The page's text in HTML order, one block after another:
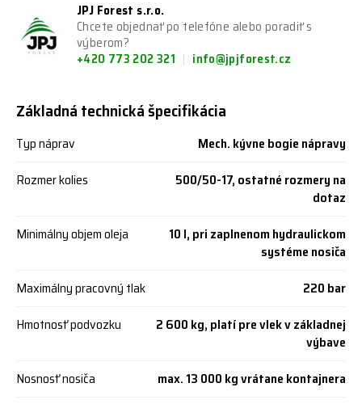
JPJ Forest s.r.o.
Chcete objednať po telefóne alebo poradiť s
výberom?
+420 773 202 321
info@jpjforest.cz
Základná technická špecifikácia
Typ náprav
Mech. kývne bogie nápravy
Rozmer kolies
500/50-17, ostatné rozmery na
dotaz
Minimálny objem oleja
10 l, pri zaplnenom hydraulickom
systéme nosiča
Maximálny pracovný tlak
220 bar
Hmotnosť podvozku
2 600 kg, platí pre vlek v základnej
výbave
Nosnosť nosiča
max. 13 000 kg vrátane kontajnera